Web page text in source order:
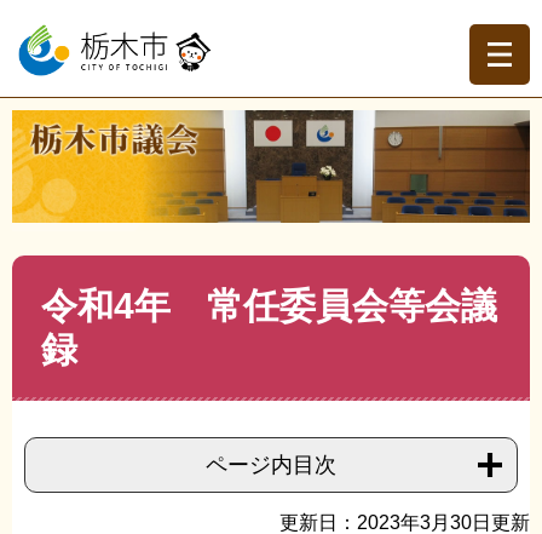
ー
の
先
頭
で
す。
ニ
ー
を
飛
ば
し
て
本
現在地
トップページ > 栃木市議会 > 傍聴・会議録>会議録>>令
和4年 常任委員会等会議録
令和4年 常任委員会等会議
録
ページ内目次
更新日：2023年3月30日更新